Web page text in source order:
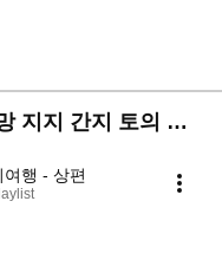
지지 간지 토의 이
행 - 상편